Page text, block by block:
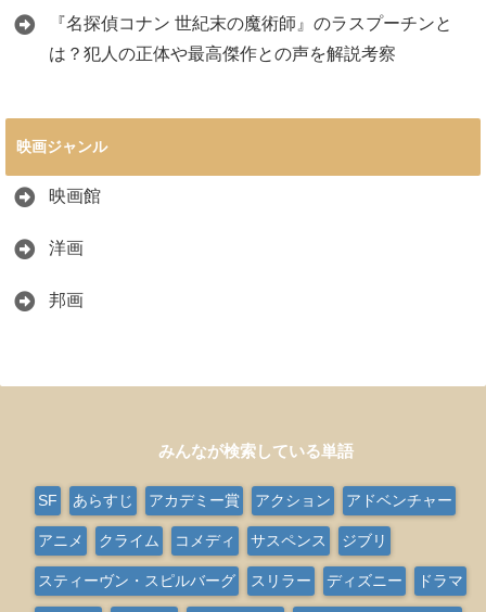
『名探偵コナン 世紀末の魔術師』のラスプーチンと
は？犯人の正体や最高傑作との声を解説考察
映画ジャンル
映画館
洋画
邦画
みんなが検索している単語
SF あらすじ アカデミー賞 アクション アドベンチャー
アニメ クライム コメディ サスペンス ジブリ
スティーヴン・スピルバーグ スリラー ディズニー ドラマ